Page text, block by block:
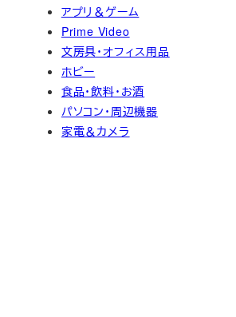
アプリ＆ゲーム
Prime Video
文房具・オフィス用品
ホビー
食品・飲料・お酒
パソコン・周辺機器
家電＆カメラ